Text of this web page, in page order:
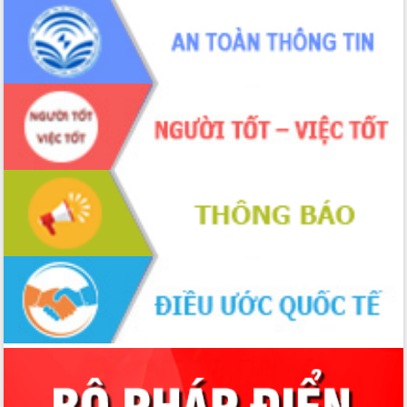
món ăn từ sầu riêng
Đắk Lắk công bố Quy hoạch và xúc
tiến đầu tư tỉnh
Ngành cá ngừ Đắk Lắk chủ động thích
ứng để giữ vững thị trường xuất khẩu
Diễn đàn Kinh tế tư nhân Việt Nam đột
phá cơ chế - Hợp tác công tư
Đề án 06 tạo bước ngoặt đột phá trong
cải cách hành chính tỉnh Đắk Lắk
Kết nối tour, đẩy mạnh chuyển đổi số
để phát triển du lịch Đắk Lắk
Khởi động Dự án Đầu tư xây dựng hạ
tầng kỹ thuật Cụm công nghiệp Tân
Tiến
Gặp mặt các cơ quan báo chí nhân Kỷ
niệm 101 năm Ngày Báo chí Cách
mạng Việt Nam
Đắk Lắk sơ kết 4 năm triển khai thực
Họp báo thông tin về Hội nghị Công bố